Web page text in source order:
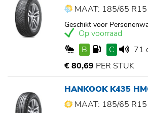
MAAT: 185/65 R15
Geschikt voor
Op voorraad
B
C
71
€ 80,69 PER STUK
HANKOOK K435
MAAT: 185/65 R15